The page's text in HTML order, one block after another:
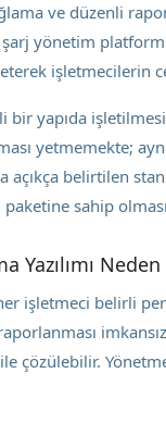
ve düzenli
yönetim
işletmecilerin
bir yapıda
yetmemekte;
belirtilen
paketine sahip
Yazılımı
işletmeci belirli
ile çözülebilir.